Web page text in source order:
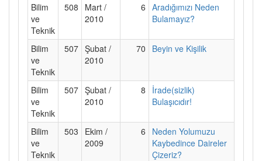
Bilim
ve
Teknik
508
Mart /
2010
6 Aradığımızı Neden
Bulamayız?
Bilim
ve
Teknik
507 Şubat /
2010
70 Beyin ve Kişilik
Bilim
ve
Teknik
507 Şubat /
2010
8
İrade(sizlik)
Bulaşıcıdır!
Bilim
ve
Teknik
503
Ekim /
2009
6
Neden Yolumuzu
Kaybedince Daireler
Çizeriz?